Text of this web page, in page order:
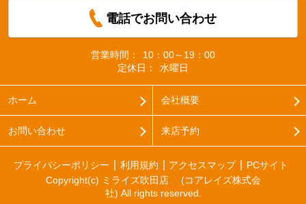
電話でお問い合わせ
営業時間：
10：00～19：00
定休日：
水曜日
ホーム 会社概要
お問い合わせ 来店予約
プライバシーポリシー 利用規約 アクセスマップ
PCサイト
Copyright(c) ミライズ吹田店 (コアレイズ株式会
社) All rights reserved.